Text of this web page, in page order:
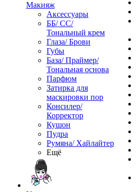
Макияж
Аксессуары
ББ/ СС/
Тональный крем
Глаза/ Брови
Губы
База/ Праймер/
Тональная основа
Парфюм
Затирка для
маскировки пор
Консилер/
Корректор
Кушон
Пудра
Румяна/ Хайлайтер
Ещё